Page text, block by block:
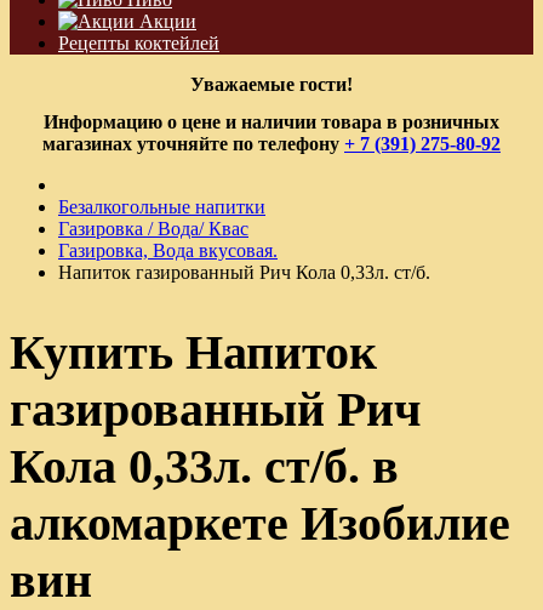
Акции
Рецепты коктейлей
Уважаемые гости!
Информацию о цене и наличии товара в розничных
магазинах уточняйте по телефону + 7 (391) 275-80-92
Безалкогольные напитки
Газировка / Вода/ Квас
Газировка, Вода вкусовая.
Напиток газированный Рич Кола 0,33л. ст/б.
Купить Напиток
газированный Рич
Кола 0,33л. ст/б. в
алкомаркете Изобилие
вин